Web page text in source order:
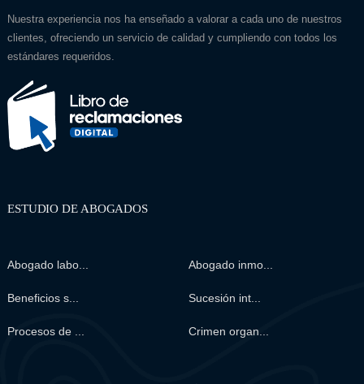
Nuestra experiencia nos ha enseñado a valorar a cada uno de nuestros
clientes, ofreciendo un servicio de calidad y cumpliendo con todos los
estándares requeridos.
ESTUDIO DE ABOGADOS
Abogado labo... Abogado inmo...
Beneficios s... Sucesión int...
Procesos de ... Crimen organ...